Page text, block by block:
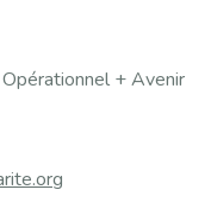
+ Avenir